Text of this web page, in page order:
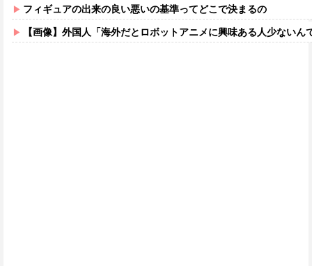
フィギュアの出来の良い悪いの基準ってどこで決まるの
【画像】外国人「海外だとロボットアニメに興味ある人少ないん